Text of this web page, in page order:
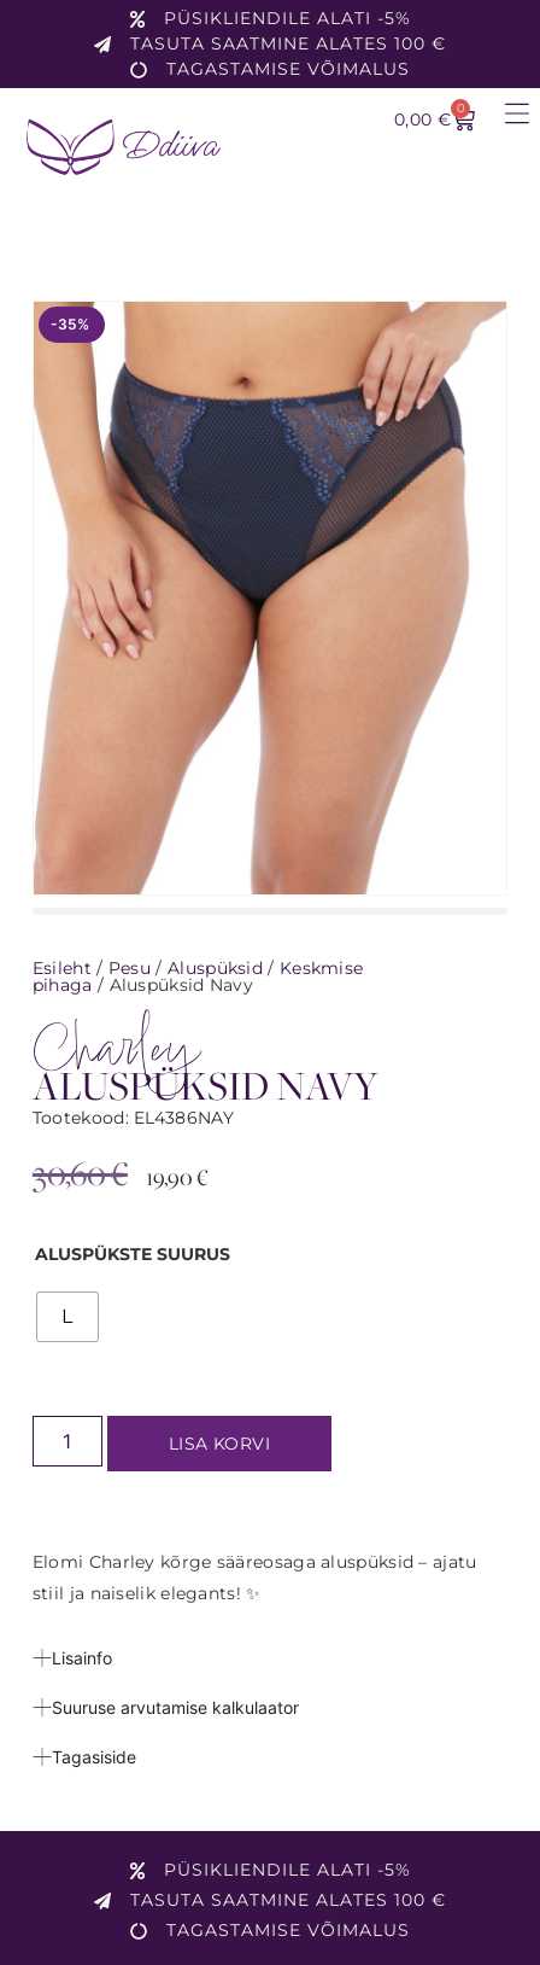
PÜSIKLIENDILE ALATI -5%
TASUTA SAATMINE ALATES 100 €
TAGASTAMISE VÕIMALUS
0,00 €
0
Esileht / Pesu / Aluspüksid / Keskmise
pihaga / Aluspüksid Navy
Charley
ALUSPÜKSID NAVY
Tootekood: EL4386NAY
30,60€ 19,90€
ALUSPÜKSTE SUURUS
L
LISA KORVI
Elomi Charley kõrge sääreosaga aluspüksid – ajatu
stiil ja naiselik elegants! ✨
Lisainfo
Suuruse arvutamise kalkulaator
Tagasiside
-35%
PÜSIKLIENDILE ALATI -5%
TASUTA SAATMINE ALATES 100 €
TAGASTAMISE VÕIMALUS